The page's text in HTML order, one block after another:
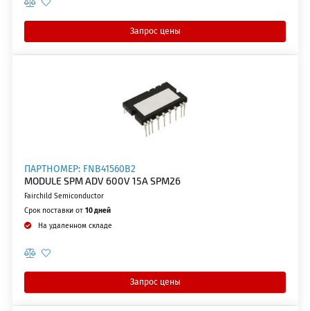
Запрос цены
ПАРТНОМЕР: FNB41560B2
MODULE SPM ADV 600V 15A SPM26
Fairchild Semiconductor
Срок поставки от 10 дней
На удаленном складе
Запрос цены